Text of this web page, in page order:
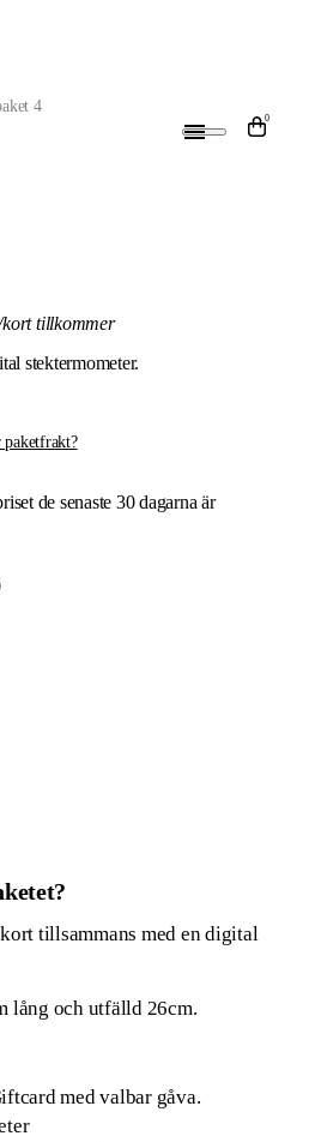
0
4
tillkommer
stektermometer.
paketfrakt?
de senaste 30 dagarna är
tillsammans med en digital
lång och utfälld 26cm.
med valbar gåva.